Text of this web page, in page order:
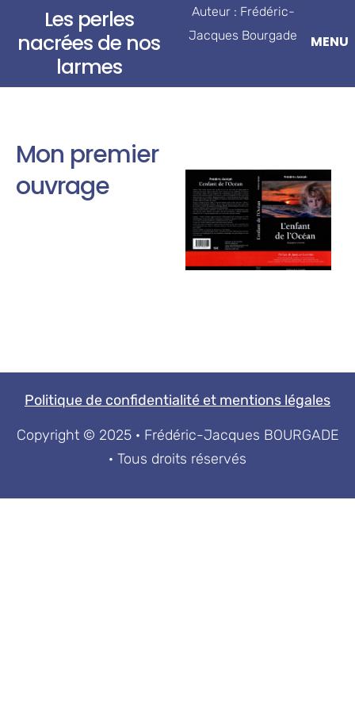
Les perles
nacrées de nos
larmes
Auteur : Frédéric-
Jacques Bourgade
Mon premier
ouvrage
Politique de confidentialité et mentions légales
Copyright © 2025 · Frédéric-Jacques BOURGADE
· Tous droits réservés